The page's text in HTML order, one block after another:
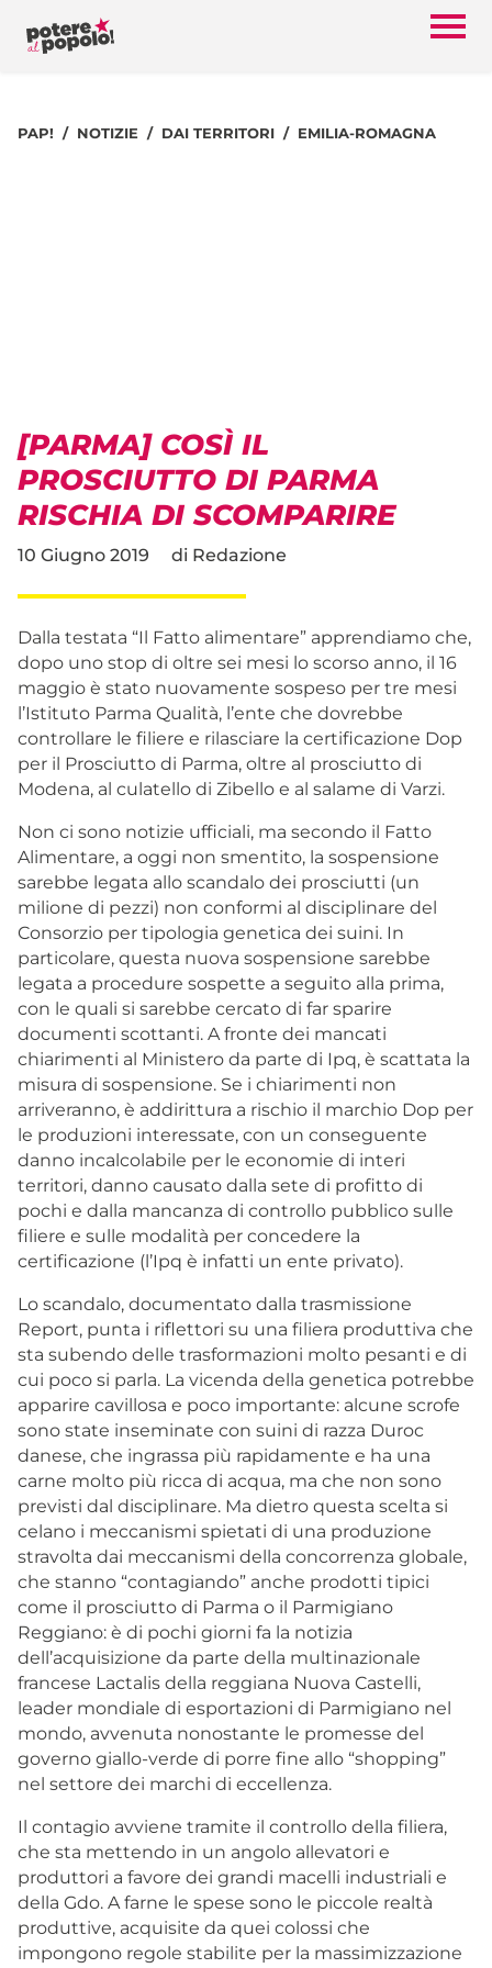
PAP! NOTIZIE DAI TERRITORI EMILIA-ROMAGNA
[PARMA] COSÌ IL
PROSCIUTTO DI PARMA
RISCHIA DI SCOMPARIRE
10 Giugno 2019 di Redazione
Dalla testata “Il Fatto alimentare” apprendiamo che,
dopo uno stop di oltre sei mesi lo scorso anno, il 16
maggio è stato nuovamente sospeso per tre mesi
l’Istituto Parma Qualità, l’ente che dovrebbe
controllare le filiere e rilasciare la certificazione Dop
per il Prosciutto di Parma, oltre al prosciutto di
Modena, al culatello di Zibello e al salame di Varzi.
Non ci sono notizie ufficiali, ma secondo il Fatto
Alimentare, a oggi non smentito, la sospensione
sarebbe legata allo scandalo dei prosciutti (un
milione di pezzi) non conformi al disciplinare del
Consorzio per tipologia genetica dei suini. In
particolare, questa nuova sospensione sarebbe
legata a procedure sospette a seguito alla prima,
con le quali si sarebbe cercato di far sparire
documenti scottanti. A fronte dei mancati
chiarimenti al Ministero da parte di Ipq, è scattata la
misura di sospensione. Se i chiarimenti non
arriveranno, è addirittura a rischio il marchio Dop per
le produzioni interessate, con un conseguente
danno incalcolabile per le economie di interi
territori, danno causato dalla sete di profitto di
pochi e dalla mancanza di controllo pubblico sulle
filiere e sulle modalità per concedere la
certificazione (l’Ipq è infatti un ente privato).
Lo scandalo, documentato dalla trasmissione
Report, punta i riflettori su una filiera produttiva che
sta subendo delle trasformazioni molto pesanti e di
cui poco si parla. La vicenda della genetica potrebbe
apparire cavillosa e poco importante: alcune scrofe
sono state inseminate con suini di razza Duroc
danese, che ingrassa più rapidamente e ha una
carne molto più ricca di acqua, ma che non sono
previsti dal disciplinare. Ma dietro questa scelta si
celano i meccanismi spietati di una produzione
stravolta dai meccanismi della concorrenza globale,
che stanno “contagiando” anche prodotti tipici
come il prosciutto di Parma o il Parmigiano
Reggiano: è di pochi giorni fa la notizia
dell’acquisizione da parte della multinazionale
francese Lactalis della reggiana Nuova Castelli,
leader mondiale di esportazioni di Parmigiano nel
mondo, avvenuta nonostante le promesse del
governo giallo-verde di porre fine allo “shopping”
nel settore dei marchi di eccellenza.
Il contagio avviene tramite il controllo della filiera,
che sta mettendo in un angolo allevatori e
produttori a favore dei grandi macelli industriali e
della Gdo. A farne le spese sono le piccole realtà
produttive, acquisite da quei colossi che
impongono regole stabilite per la massimizzazione